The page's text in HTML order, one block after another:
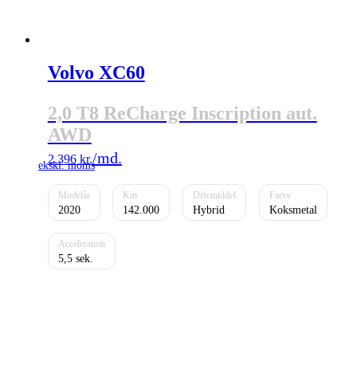
Volvo XC60
2,0 T8 ReCharge Inscription aut.
AWD
2.396 kr.
2020 142.000 Hybrid Koksmetal
5,5